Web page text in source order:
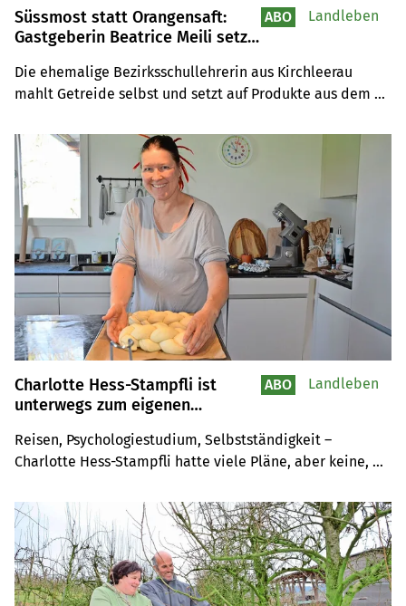
Süssmost statt Orangensaft:
Gastgeberin Beatrice Meili setzt
Die ehemalige Bezirksschullehrerin aus Kirchleerau
mahlt Getreide selbst und setzt auf Produkte aus dem
Tavolatas die Vorzüge einheimischer Lebensmittel näher.
ABO Landleben
Charlotte Hess-Stampfli ist
unterwegs zum eigenen
Reisen, Psychologiestudium, Selbstständigkeit –
Charlotte Hess-Stampfli hatte viele Pläne, aber keine,
Mann, Kindern und Galloway-Rindern auf einem Hof im
Thurgau und gestaltet ihre bäuerliche Rolle mit Herz,
Kreativität und Vision.
ABO Landleben